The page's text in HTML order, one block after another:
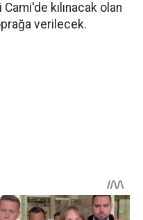
kılınacak olan
verilecek.